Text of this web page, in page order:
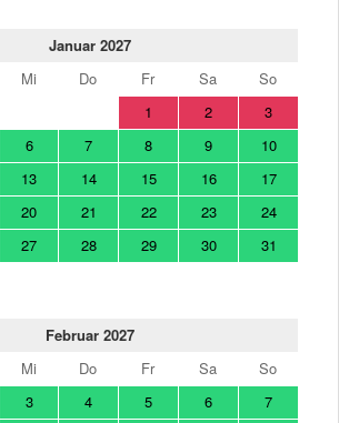
Januar 2027
Mi Do Fr Sa
So
1
2
3
6 7 8 9
10
13 14 15 16
17
20 21 22 23
24
27 28 29 30 31
Februar 2027
Mi Do Fr Sa
So
3 4 5 6
7